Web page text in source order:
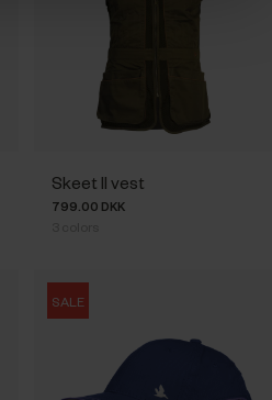
Skeet II vest
799.00 DKK
SALE